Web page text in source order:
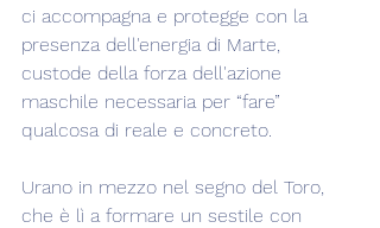
ci accompagna e protegge con la
presenza dell'energia di Marte,
custode della forza dell'azione
maschile necessaria per “fare”
qualcosa di reale e concreto.
Urano in mezzo nel segno del Toro,
che è lì a formare un sestile con